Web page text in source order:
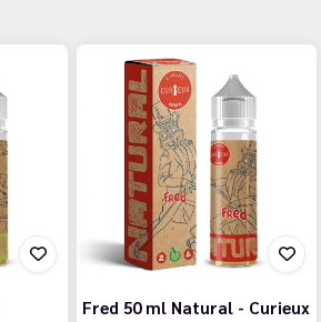
Fred 50 ml Natural - Curieux